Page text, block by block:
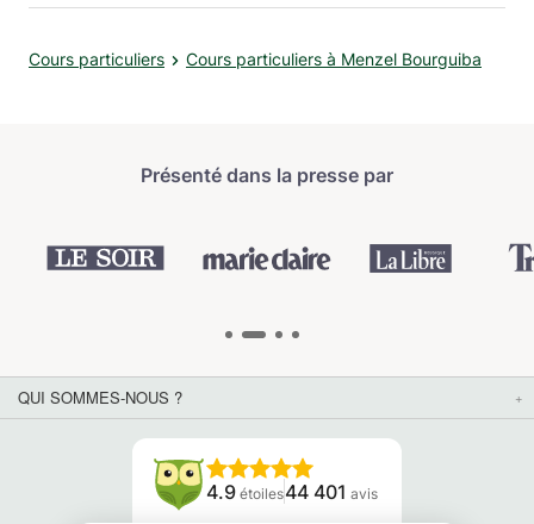
Cours particuliers Cours particuliers à Menzel Bourguiba
Présenté dans la presse par
QUI SOMMES-NOUS ?
4.9 étoiles44 401 avis